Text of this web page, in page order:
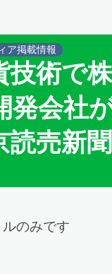
ア掲載情報
技術で
発会社
売新聞
のみです